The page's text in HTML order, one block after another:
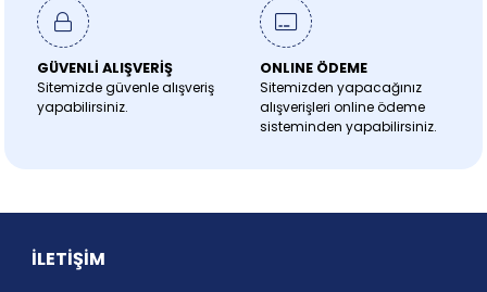
GÜVENLİ ALIŞVERİŞ
Sitemizde güvenle alışveriş
yapabilirsiniz.
ONLINE ÖDEME
Sitemizden yapacağınız
alışverişleri online ödeme
sisteminden yapabilirsiniz.
İLETİŞİM